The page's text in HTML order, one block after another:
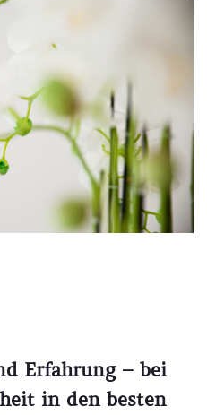
Erfahrung – bei
in den besten